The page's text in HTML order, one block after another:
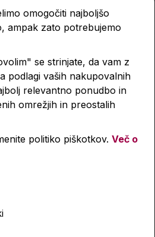
omogočiti najboljšo
ampak zato potrebujemo
se strinjate, da vam z
podlagi vaših nakupovalnih
relevantno ponudbo in
omrežjih in preostalih
politiko piškotkov. Več o